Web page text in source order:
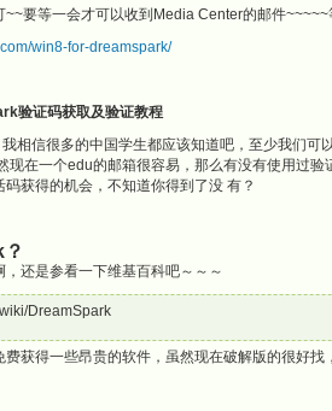
~~要等一会才可以收到Media Center的邮件
win8-for-dreamspark/
验证码获取及验证教程
相信很多的中国学生都应该知道吧，至少我们可
现在一个edu的邮箱很容易，那么有没有使用过
获得的机会，不知道你得到了没 有？
还是参看一下维基百科吧～～～
DreamSpark
获得一些昂贵的软件，虽然现在破解版的很好找